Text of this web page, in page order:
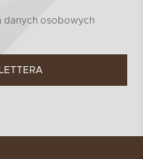
danych osobowych